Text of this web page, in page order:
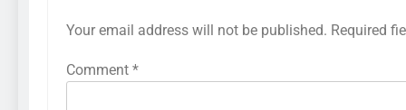
Your email address will not be published. Required
Comment *